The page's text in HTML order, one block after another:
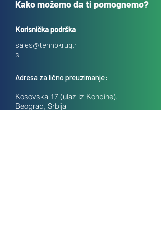
Kako možemo da ti pomognemo?
Korisnička podrška
sales@tehnokrug.r
s
Adresa za lično preuzimanje:
Kosovska 17 (ulaz iz Kondine),
Beograd, Srbija